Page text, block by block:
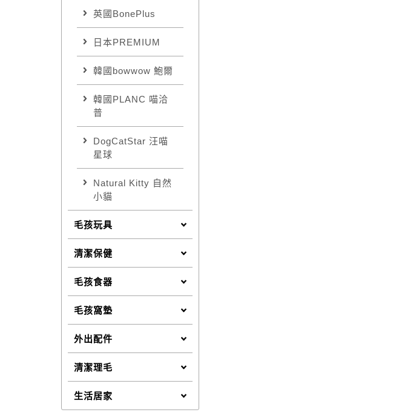
英國BonePlus
日本PREMIUM
韓國bowwow 鮑爾
韓國PLANC 喵洽
普
DogCatStar 汪喵
星球
Natural Kitty 自然
小貓
毛孩玩具
清潔保健
毛孩食器
毛孩窩墊
外出配件
清潔理毛
生活居家